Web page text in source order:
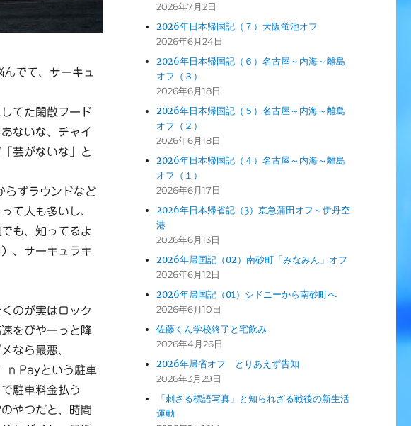
でて、サーキュ
てた閑散フード
ないな、チャイ
芸がないな」と
らずラウンドなど
て人も多いし、
も、知ってるよ
、サーキュラキ
のが実はロック
をびやーっと降
なら最悪、
Payという駐車
駐車料金払う
やつだと、時間
2026年7月2日
2026年日本帰国記（７）大阪蛍池オフ
2026年6月24日
2026年日本帰国記（６）名古屋～内海～離島
オフ（３）
2026年6月18日
2026年日本帰国記（５）名古屋～内海～離島
オフ（２）
2026年6月18日
2026年日本帰国記（４）名古屋～内海～離島
オフ（１）
2026年6月17日
2026年日本帰省記（3）京急蒲田オフ～伊丹空
港
2026年6月13日
2026年帰国記（02）南砂町「みなみん」オフ
2026年6月12日
2026年帰国記（01）シドニーから南砂町へ
2026年6月10日
佐藤くん学校終了と宅飲み
2026年4月26日
2026年帰省オフ とりあえず告知
2026年3月29日
「刺さる標語写真」と知られざる戦後の新生活
運動